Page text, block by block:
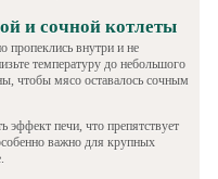
и сочной котлеты
пропеклись внутри и не
температуру до небольшого
чтобы мясо оставалось сочным
эффект печи, что препятствует
важно для крупных